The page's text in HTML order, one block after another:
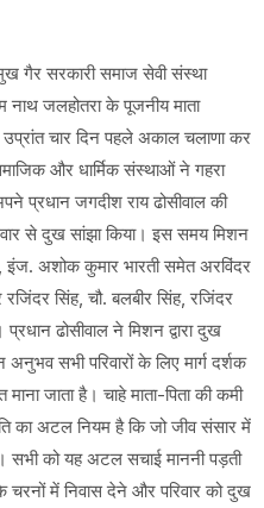
गैर सरकारी समाज सेवी संस्था
नाथ जलहोतरा के पूजनीय माता
चार दिन पहले अकाल चलाणा कर
और धार्मिक संस्थाओं ने गहरा
प्रधान जगदीश राय ढोसीवाल की
से दुख सांझा किया। इस समय मिशन
इंज. अशोक कुमार भारती समेत अरविंदर
सिंह, चौ. बलबीर सिंह, रजिंदर
ढोसीवाल ने मिशन द्वारा दुख
सभी परिवारों के लिए मार्ग दर्शक
जाता है। चाहे माता-पिता की कमी
का अटल नियम है कि जो जीव संसार में
को यह अटल सचाई माननी पड़ती
के चरनों में निवास देने और परिवार को दुख